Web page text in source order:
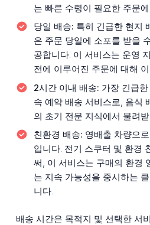
는 빠른 수령이 필요한 주문
당일 배송: 특히 긴급한 현지
은 주문 당일에 소포를 받을
공합니다. 이 서비스는 운영
전에 이루어진 주문에 대해
2시간 이내 배송: 가장 긴급
속 예약 배송 서비스로, 음식
의 초기 전문 지식에서 물려
친환경 배송: 영배출 차량으
입니다. 전기 스쿠터 및 환경
써, 이 서비스는 구매의 환경
는 지속 가능성을 중시하는
니다.
배송 시간은 목적지 및 선택한 서